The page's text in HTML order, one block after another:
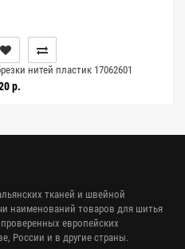
нитей пластик 17062601
р.
тканей и швейной
наименований товаров для шитья
европейских
России и в другие страны.